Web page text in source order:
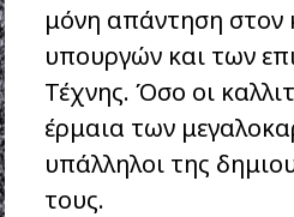
μόνη απάντηση στον
υπουργών και των
Τέχνης. Όσο οι
έρμαια των
υπάλληλοι της
τους.